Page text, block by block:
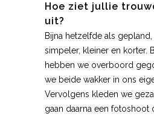
Hoe ziet jullie
uit?
Bijna hetzelfde als
simpeler, kleiner en korter.
hebben we overboord
we beide wakker in ons
Vervolgens kleden we
gaan daarna een fotoshoot